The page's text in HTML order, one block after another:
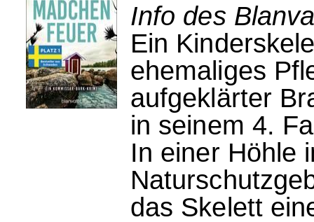
Info des
Ein
ehemaliges
aufgeklärter
in seinem 4.
In einer Höhle
das Skelett